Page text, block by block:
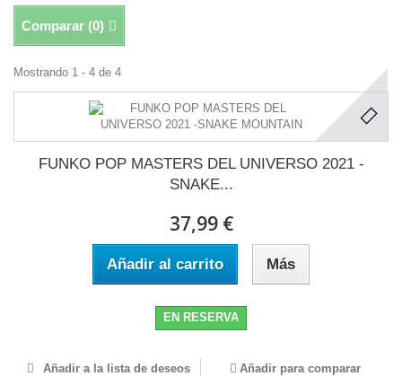
Comparar (0)
Mostrando 1 - 4 de 4
FUNKO POP MASTERS DEL UNIVERSO 2021 -
SNAKE...
37,99 €
Añadir al carrito Más
EN RESERVA
Añadir a la lista de deseos Añadir para comparar